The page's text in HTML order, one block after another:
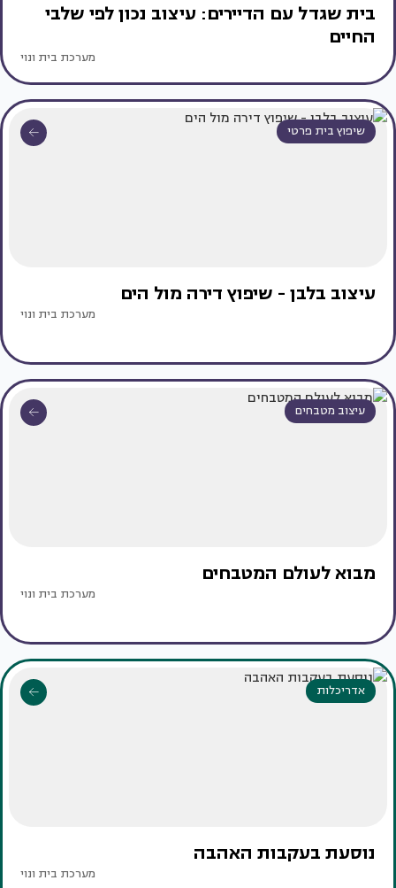
בית שגדל עם הדיירים: עיצוב נכון לפי שלבי
החיים
מערכת בית ונוי
שיפוץ בית פרטי
עיצוב בלבן - שיפוץ דירה מול הים
מערכת בית ונוי
עיצוב מטבחים
מבוא לעולם המטבחים
מערכת בית ונוי
אדריכלות
נוסעת בעקבות האהבה
מערכת בית ונוי